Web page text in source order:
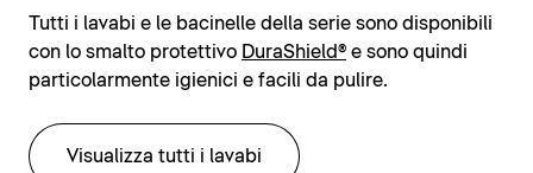
Tutti i lavabi e le bacinelle della serie sono disponibili
con lo smalto protettivo DuraShield® e sono quindi
particolarmente igienici e facili da pulire.
Visualizza tutti i lavabi